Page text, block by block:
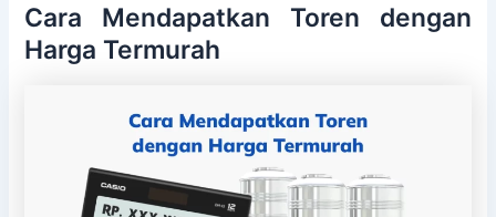
Cara Mendapatkan Toren dengan
Harga Termurah